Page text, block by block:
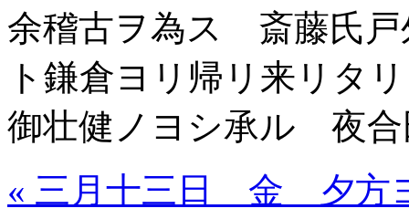
余稽古ヲ為ス 斎藤氏
ト鎌倉ヨリ帰リ来リタ
御壮健ノヨシ承ル 夜合
« 三月十三日 金 夕方